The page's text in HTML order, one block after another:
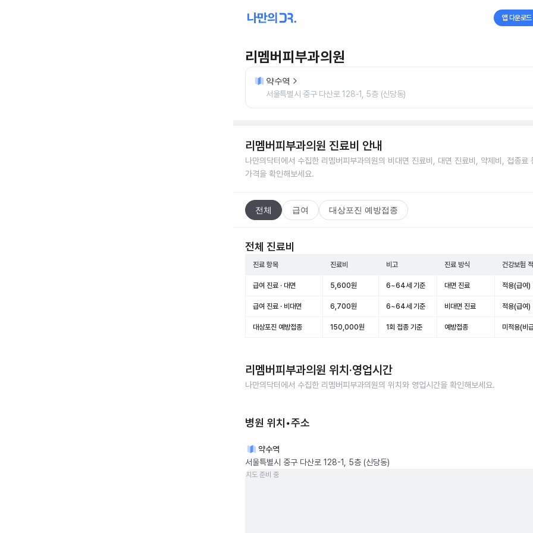
앱 다운로드
리멤버피부과의원
약수역
서울특별시 중구 다산로 128-1, 5층 (신당동)
리멤버피부과의원 진료비 안내
나만의닥터에서 수집한 리멤버피부과의원의 비대면 진료비, 대면 진료비, 약제비, 접종료
가격을 확인해보세요.
전체 급여 대상포진 예방접종
전체 진료비
진료 항목 진료비 비고 진료 방식 건강보험
급여 진료 · 대면 5,600원 6~64세 기준 대면 진료 적용(급여)
급여 진료 · 비대면 6,700원 6~64세 기준 비대면 진료 적용(급여)
대상포진 예방접종 150,000원 1회 접종 기준 예방접종 미적용(비
리멤버피부과의원 위치·영업시간
나만의닥터에서 수집한 리멤버피부과의원의 위치와 영업시간을 확인해보세요.
병원 위치•주소
약수역
서울특별시 중구 다산로 128-1, 5층 (신당동)
지도 준비 중